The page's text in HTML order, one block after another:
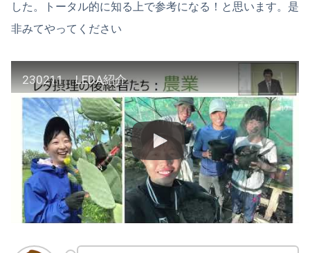
した。トータル的に知る上で参考になる！と思います。是
非みてやってください
230211 LEDA紹介